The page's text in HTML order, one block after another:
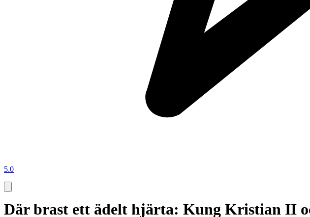
5.0
Där brast ett ädelt hjärta: Kung Kristian II